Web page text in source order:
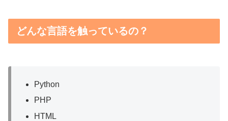
どんな言語を触っているの？
Python
PHP
HTML